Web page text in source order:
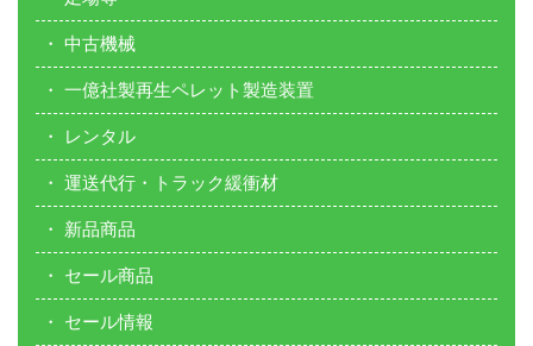
中古機械
一億社製再生ペレット製造装置
レンタル
運送代行・トラック緩衝材
新品商品
セール商品
セール情報